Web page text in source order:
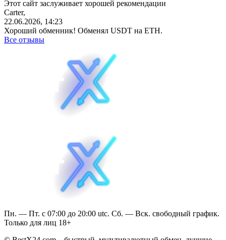
Этот сайт заслуживает хорошей рекомендации
Carter,
22.06.2026, 14:23
Хороший обменник! Обменял USDT на ETH.
Все отзывы
Пн. — Пт. с 07:00 до 20:00 utc. Сб. — Вск. свободный график.
Только для лиц 18+